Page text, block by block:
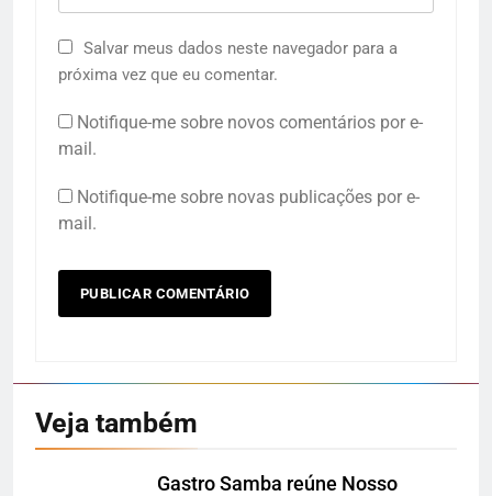
Salvar meus dados neste navegador para a
próxima vez que eu comentar.
Notifique-me sobre novos comentários por e-
mail.
Notifique-me sobre novas publicações por e-
mail.
Veja também
Gastro Samba reúne Nosso